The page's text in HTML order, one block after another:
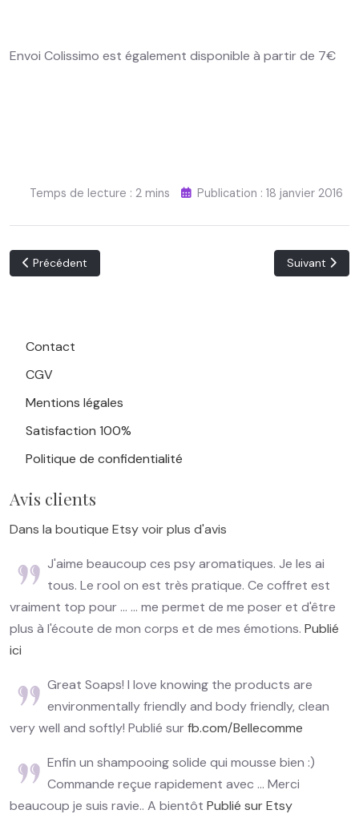
Envoi Colissimo est également disponible à partir de 7€
Temps de lecture : 2 mins Publication : 18 janvier 2016
Article précédent : Satisfait ou remboursé
Précédent Article
Suivant
Contact
CGV
Mentions légales
Satisfaction 100%
Politique de confidentialité
Avis clients
Dans la boutique Etsy voir plus d'avis
J'aime beaucoup ces psy aromatiques. Je les ai
tous. Le rool on est très pratique. Ce coffret est
vraiment top pour ... ... me permet de me poser et d'être
plus à l'écoute de mon corps et de mes émotions. Publié
ici
Great Soaps! I love knowing the products are
environmentally friendly and body friendly, clean
very well and softly! Publié surfb.com/Bellecomme
Enfin un shampooing solide qui mousse bien :)
Commande reçue rapidement avec ... Merci
beaucoup je suis ravie.. A bientôt Publié sur Etsy